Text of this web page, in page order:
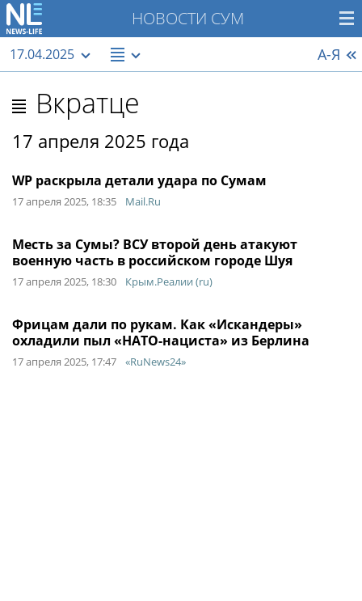
НОВОСТИ СУМ
17.04.2025 А-Я
Вкратце
17 апреля 2025 года
WP раскрыла детали удара по Сумам
17 апреля 2025, 18:35 Mail.Ru
Месть за Сумы? ВСУ второй день атакуют
военную часть в российском городе Шуя
17 апреля 2025, 18:30 Крым.Реалии (ru)
Фрицам дали по рукам. Как «Искандеры»
охладили пыл «НАТО-нациста» из Берлина
17 апреля 2025, 17:47 «RuNews24»